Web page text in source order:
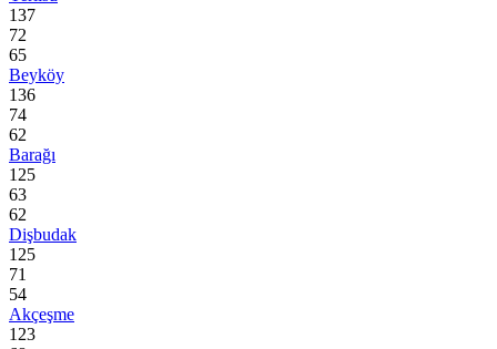
137
72
65
Beyköy
136
74
62
Barağı
125
63
62
Dişbudak
125
71
54
Akçeşme
123